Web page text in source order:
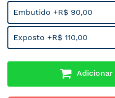
Embutido +R$ 90,00
Exposto +R$ 110,00
Adicionar